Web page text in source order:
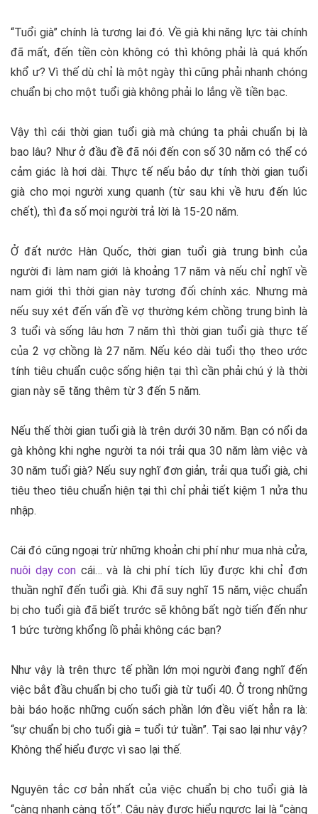
“Tuổi già” chính là tương lai đó. Về già khi năng lực tài chính
đã mất, đến tiền còn không có thì không phải là quá khốn
khổ ư? Vì thế dù chỉ là một ngày thì cũng phải nhanh chóng
chuẩn bị cho một tuổi già không phải lo lắng về tiền bạc.
Vậy thì cái thời gian tuổi già mà chúng ta phải chuẩn bị là
bao lâu? Như ở đầu đề đã nói đến con số 30 năm có thể có
cảm giác là hơi dài. Thực tế nếu bảo dự tính thời gian tuổi
già cho mọi người xung quanh (từ sau khi về hưu đến lúc
chết), thì đa số mọi người trả lời là 15-20 năm.
Ở đất nước Hàn Quốc, thời gian tuổi già trung bình của
người đi làm nam giới là khoảng 17 năm và nếu chỉ nghĩ về
nam giới thì thời gian này tương đối chính xác. Nhưng mà
nếu suy xét đến vấn đề vợ thường kém chồng trung bình là
3 tuổi và sống lâu hơn 7 năm thì thời gian tuổi già thực tế
của 2 vợ chồng là 27 năm. Nếu kéo dài tuổi thọ theo ước
tính tiêu chuẩn cuộc sống hiện tại thì cần phải chú ý là thời
gian này sẽ tăng thêm từ 3 đến 5 năm.
Nếu thế thời gian tuổi già là trên dưới 30 năm. Bạn có nổi da
gà không khi nghe người ta nói trải qua 30 năm làm việc và
30 năm tuổi già? Nếu suy nghĩ đơn giản, trải qua tuổi già, chi
tiêu theo tiêu chuẩn hiện tại thì chỉ phải tiết kiệm 1 nửa thu
nhập.
Cái đó cũng ngoại trừ những khoản chi phí như mua nhà cửa,
nuôi dạy con cái… và là chi phí tích lũy được khi chỉ đơn
thuần nghĩ đến tuổi già. Khi đã suy nghĩ 15 năm, việc chuẩn
bị cho tuổi già đã biết trước sẽ không bất ngờ tiến đến như
1 bức tường khổng lồ phải không các bạn?
Như vậy là trên thực tế phần lớn mọi người đang nghĩ đến
việc bắt đầu chuẩn bị cho tuổi già từ tuổi 40. Ở trong những
bài báo hoặc những cuốn sách phần lớn đều viết hẳn ra là:
“sự chuẩn bị cho tuổi già = tuổi tứ tuần”. Tại sao lại như vậy?
Không thể hiểu được vì sao lại thế.
Nguyên tắc cơ bản nhất của việc chuẩn bị cho tuổi già là
“càng nhanh càng tốt”. Câu này được hiểu ngược lại là “càng